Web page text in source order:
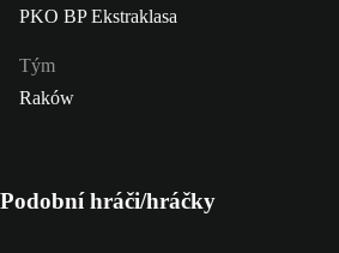
PKO BP Ekstraklasa
Tým
Raków
Podobní hráči/hráčky